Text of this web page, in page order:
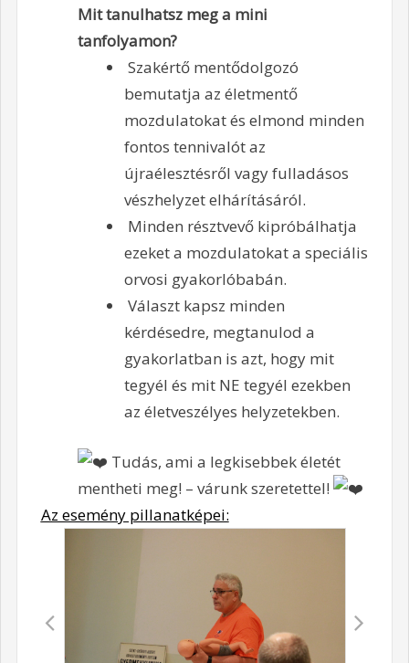
Mit tanulhatsz meg a mini
tanfolyamon?
Szakértő mentődolgozó
bemutatja az életmentő
mozdulatokat és elmond minden
fontos tennivalót az
újraélesztésről vagy fulladásos
vészhelyzet elhárításáról.
Minden résztvevő kipróbálhatja
ezeket a mozdulatokat a speciális
orvosi gyakorlóbabán.
Választ kapsz minden
kérdésedre, megtanulod a
gyakorlatban is azt, hogy mit
tegyél és mit NE tegyél ezekben
az életveszélyes helyzetekben.
Tudás, ami a legkisebbek életét
mentheti meg! – várunk szeretettel!
Az esemény pillanatképei: